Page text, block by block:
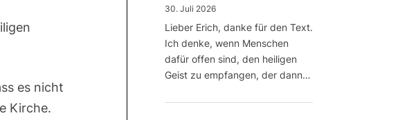
es nicht
Kirche.
30. Juli 2026
Lieber Erich, danke für den Text.
Ich denke, wenn Menschen
dafür offen sind, den heiligen
Geist zu empfangen, der dann…